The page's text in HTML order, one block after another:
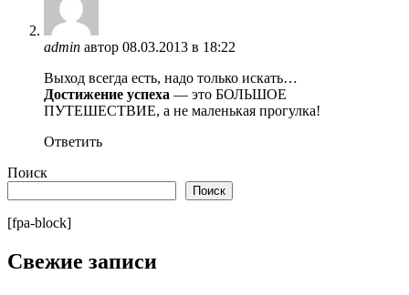
admin автор 08.03.2013 в 18:22
Выход всегда есть, надо только искать…
Достижение успеха — это БОЛЬШОЕ
ПУТЕШЕСТВИЕ, а не маленькая прогулка!
Ответить
Поиск
Поиск
[fpa-block]
Свежие записи